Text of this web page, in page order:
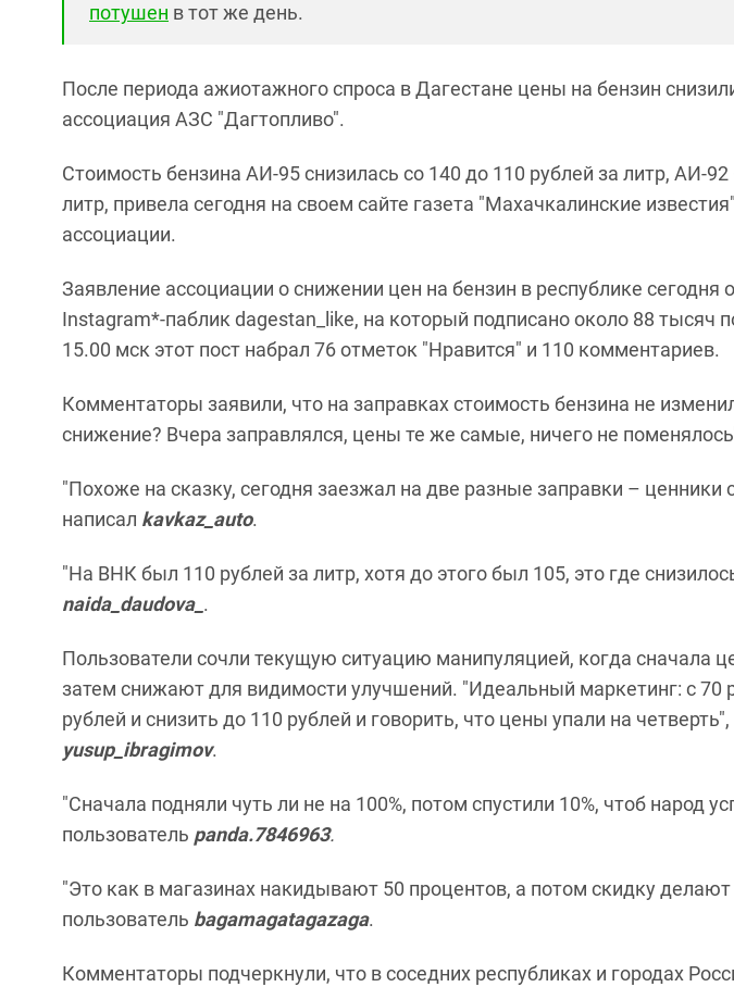
потушен в тот же день.
После периода ажиотажного спроса в Дагестане цены на бензин
ассоциация АЗС "Дагтопливо".
Стоимость бензина АИ-95 снизилась со 140 до 110 рублей за литр, АИ-
литр, привела сегодня на своем сайте газета "Махачкалинские
ассоциации.
Заявление ассоциации о снижении цен на бензин в республике сегодня
Instagram*-паблик dagestan_like, на который подписано около 88 тысяч
15.00 мск этот пост набрал 76 отметок "Нравится" и 110 комментариев.
Комментаторы заявили, что на заправках стоимость бензина не
снижение? Вчера заправлялся, цены те же самые, ничего не
"Похоже на сказку, сегодня заезжал на две разные заправки – ценники
написал kavkaz_auto.
"На ВНК был 110 рублей за литр, хотя до этого был 105, это где
naida_daudova_ .
Пользователи сочли текущую ситуацию манипуляцией, когда сначала
затем снижают для видимости улучшений. "Идеальный маркетинг: с 70
рублей и снизить до 110 рублей и говорить, что цены упали на
yusup_ibragimov.
"Сначала подняли чуть ли не на 100%, потом спустили 10%, чтоб народ
пользователь panda.7846963.
"Это как в магазинах накидывают 50 процентов, а потом скидку делают
пользователь bagamagatagazaga.
Комментаторы подчеркнули, что в соседних республиках и городах